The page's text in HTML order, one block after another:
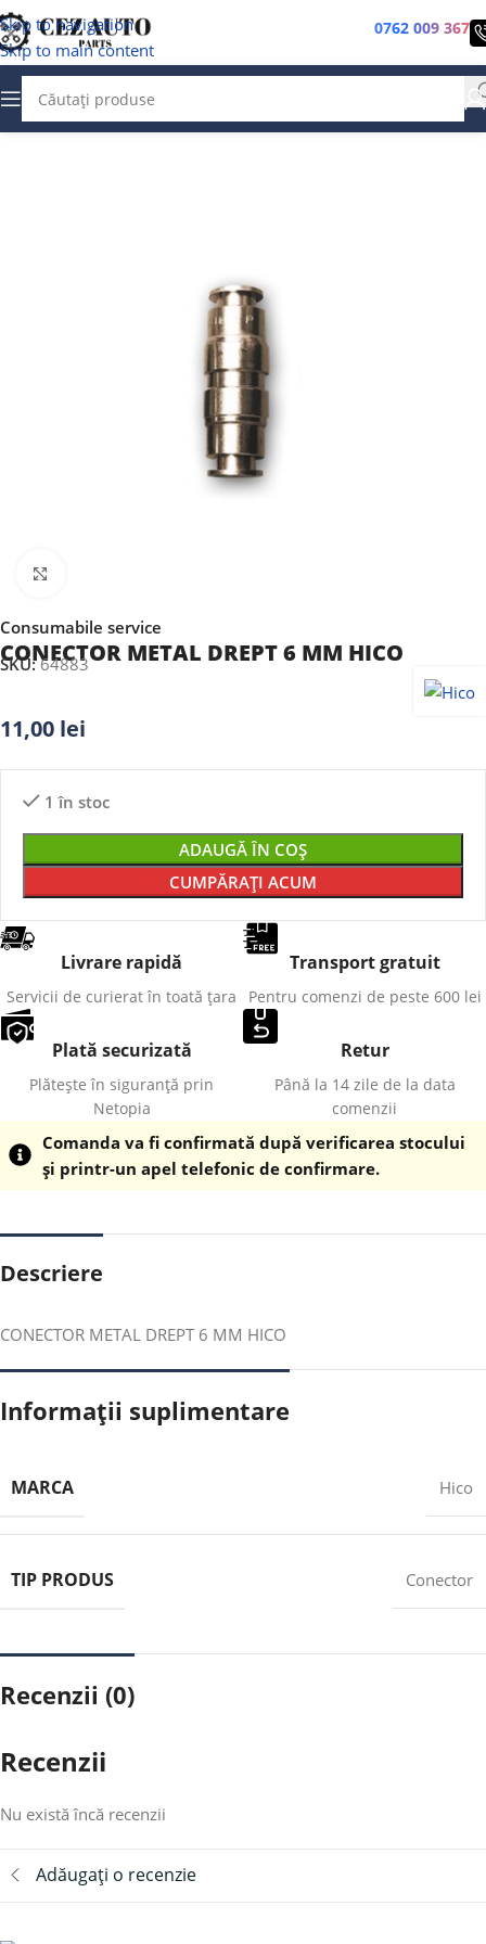
Skip to navigation
Skip to main content
0762 009 367
Consumabile service
CONECTOR METAL DREPT 6 MM HICO
SKU:64883
11,00 lei
1 în stoc
ADAUGĂ ÎN COȘ
CUMPĂRAȚI ACUM
Livrare rapidă
Servicii de curierat în toată țara
Transport gratuit
Pentru comenzi de peste 600 lei
Plată securizată
Plătește în siguranță prin
Netopia
Retur
Până la 14 zile de la data
comenzii
Comanda va fi confirmată după verificarea stocului
și printr-un apel telefonic de confirmare.
Descriere
CONECTOR METAL DREPT 6 MM HICO
Informații suplimentare
MARCA Hico
TIP PRODUS Conector
Recenzii (0)
Recenzii
Nu există încă recenzii
Adăugați o recenzie